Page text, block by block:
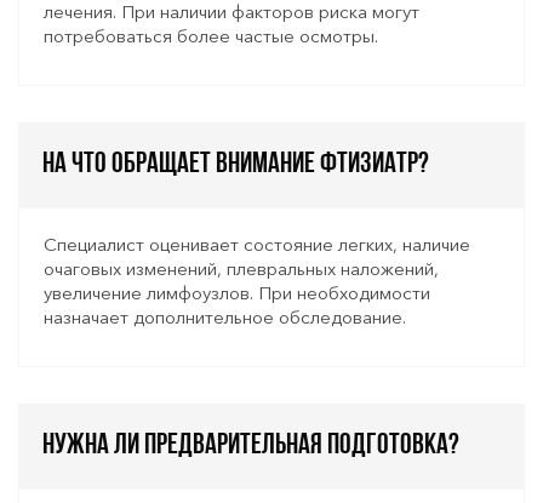
лечения. При наличии факторов риска могут
потребоваться более частые осмотры.
На что обращает внимание фтизиатр?
Специалист оценивает состояние легких, наличие
очаговых изменений, плевральных наложений,
увеличение лимфоузлов. При необходимости
назначает дополнительное обследование.
Нужна ли предварительная подготовка?